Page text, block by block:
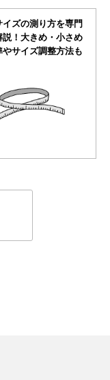
イズの測り方を専門
説！大きめ・小さめ
やサイズ調整方法も